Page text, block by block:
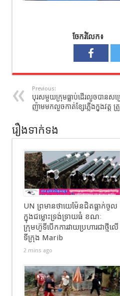
ចែករំលែក៖
Previous:
បុរសមួយក្រុមធ្លាប់ដើរលួចបានសម្
ញ៉ាមមកលួចកាត់ខ្សែភ្លើងក្នុងវត្ត
រឿងទាក់ទង
UN ព្រមានថាយេម៉ែនជិតធ្លាក់ចូល
ក្នុងជម្លោះទ្រង់ទ្រាយធំ ខណៈ
ក្រុមហ៊ូទីបើកការវាយប្រហារជាថ្មីលើ
ទីក្រុង Marib
2 mins ago